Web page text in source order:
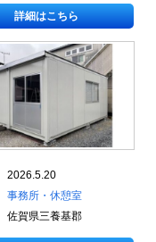
詳細はこちら
2026.5.20
事務所・休憩室
佐賀県三養基郡